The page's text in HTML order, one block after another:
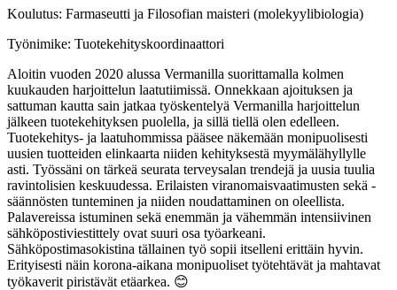
Koulutus: Farmaseutti ja Filosofian maisteri (molekyylibiologia)
Työnimike: Tuotekehityskoordinaattori
Aloitin vuoden 2020 alussa Vermanilla suorittamalla kolmen
kuukauden harjoittelun laatutiimissä. Onnekkaan ajoituksen ja
sattuman kautta sain jatkaa työskentelyä Vermanilla harjoittelun
jälkeen tuotekehityksen puolella, ja sillä tiellä olen edelleen.
Tuotekehitys- ja laatuhommissa pääsee näkemään monipuolisesti
uusien tuotteiden elinkaarta niiden kehityksestä myymälähyllylle
asti. Työssäni on tärkeä seurata terveysalan trendejä ja uusia tuulia
ravintolisien keskuudessa. Erilaisten viranomaisvaatimusten sekä -
säännösten tunteminen ja niiden noudattaminen on oleellista.
Palavereissa istuminen sekä enemmän ja vähemmän intensiivinen
sähköpostiviestittely ovat suuri osa työarkeani.
Sähköpostimasokistina tällainen työ sopii itselleni erittäin hyvin.
Erityisesti näin korona-aikana monipuoliset työtehtävät ja mahtavat
työkaverit piristävät etäarkea. 😊